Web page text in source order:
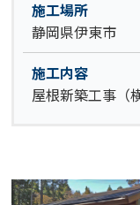
施工場所
静岡県伊東市
施工内容
屋根新築工事（